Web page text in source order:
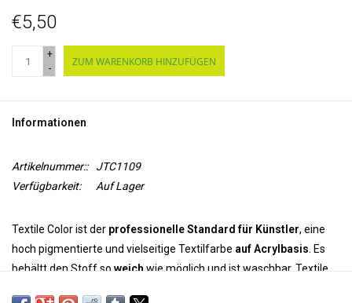
€5,50
+
-
ZUM WARENKORB HINZUFÜGEN
Informationen
Artikelnummer::
JTC1109
Verfügbarkeit:
Auf Lager
Textile Color ist der professionelle Standard für Künstler, eine
hoch pigmentierte und vielseitige Textilfarbe auf Acrylbasis. Es
behältt den Stoff so weich wie möglich und ist waschbar. Textile